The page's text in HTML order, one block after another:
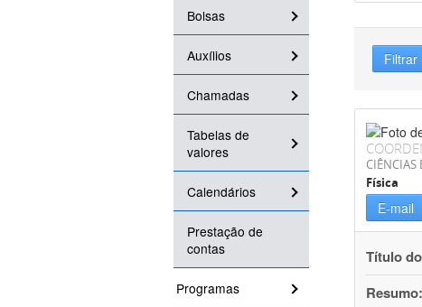
Bolsas
Auxílios
Chamadas
Tabelas de
valores
Calendários
Prestação de
contas
Programas
Filtrar
CIÊNCIAS
Física
E-mail
Título
Resumo: